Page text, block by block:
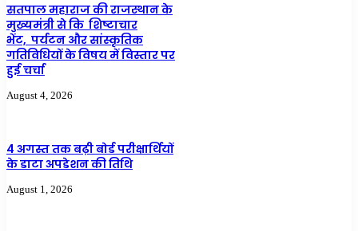
सतपाल महाराज की राजस्थान के
मुख्यमंत्री से कि शिष्टाचार
भेंट, पर्यटन और सांस्कृतिक
गतिविधियों के विषय में विस्तार पर
हुई चर्चा
August 4, 2026
4 अगस्त तक बढ़ी बोर्ड परीक्षार्थियों
के डाटा अपडेशन की तिथि
August 1, 2026